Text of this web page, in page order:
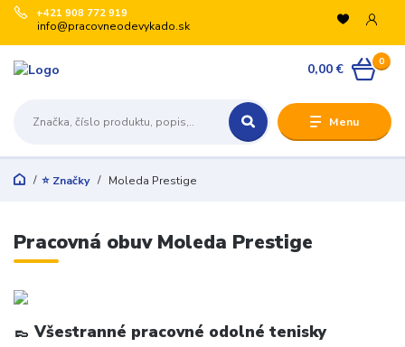
Menu
+421 908 772 919
info@pracovneodevykado.sk
0
0,00 €
⭐ Značky Moleda Prestige
Pracovná obuv Moleda Prestige
👞Všestranné pracovné odolné tenisky